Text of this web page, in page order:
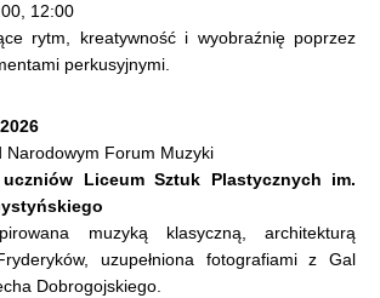
12:00
rytm, kreatywność i wyobraźnię poprzez
perkusyjnymi.
Narodowym Forum Muzyki
Liceum Sztuk Plastycznych im.
muzyką klasyczną, architekturą
uzupełniona fotografiami z Gal
Dobrogojskiego.